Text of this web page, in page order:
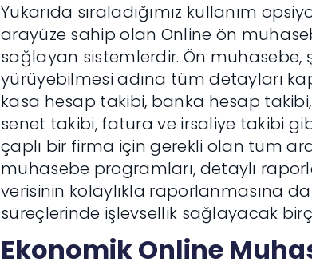
Yukarıda sıraladığımız kullanım
arayüze sahip olan Online ön
sağlayan sistemlerdir. Ön muhasebe,
yürüyebilmesi adına tüm detayları
kasa hesap takibi, banka hesap
senet takibi, fatura ve irsaliye takibi
çaplı bir firma için gerekli olan tüm
muhasebe programları, detaylı
verisinin kolaylıkla raporlanmasına
süreçlerinde işlevsellik sağlayacak
Ekonomik Online